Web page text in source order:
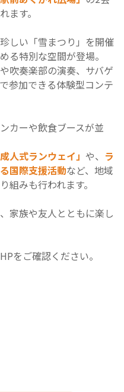
ます。
しい「雪まつり」を開催
る特別な空間が登場。
吹奏楽部の演奏、サバゲ
参加できる体験型コンテ
カーや飲食ブースが並
成人式ランウェイ」 や、 ラ
国際支援活動など、地域
組みも行われます。
家族や友人とともに楽し
をご確認ください。